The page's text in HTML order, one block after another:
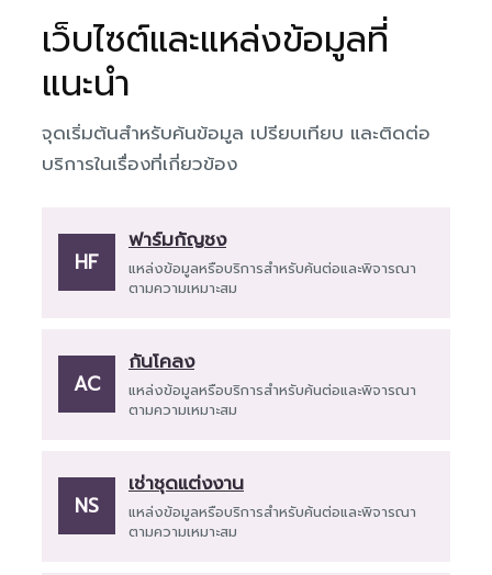
เว็บไซต์และแหล่งข้อมูลที่
แนะนำ
จุดเริ่มต้นสำหรับค้นข้อมูล เปรียบเทียบ และติดต่อ
บริการในเรื่องที่เกี่ยวข้อง
HF
ฟาร์มกัญชง
แหล่งข้อมูลหรือบริการสำหรับค้นต่อและพิจารณา
ตามความเหมาะสม
AC
กันโคลง
แหล่งข้อมูลหรือบริการสำหรับค้นต่อและพิจารณา
ตามความเหมาะสม
NS
เช่าชุดแต่งงาน
แหล่งข้อมูลหรือบริการสำหรับค้นต่อและพิจารณา
ตามความเหมาะสม